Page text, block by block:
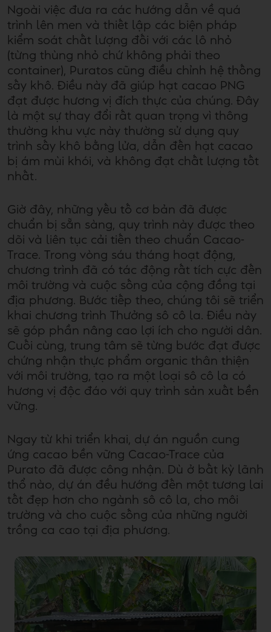
Ngoài việc đưa ra các hướng dẫn về quá
trình lên men và thiết lập các biện pháp
kiểm soát chất lượng đối với các lô nhỏ
(từng thùng nhỏ chứ không phải theo
container), Puratos cũng điều chỉnh hệ thống
sấy khô. Điều này đã giúp hạt cacao PNG
đạt được hương vị đích thực của chúng. Đây
là một sự thay đổi rất quan trọng vì thông
thường khu vực này thường sử dụng quy
trình sấy khô bằng lửa, dẫn đến hạt cacao
bị ám mùi khói, và không đạt chất lượng tốt
nhất.
Giờ đây, những yếu tố cơ bản đã được
chuẩn bị sẵn sàng, quy trình này được theo
dõi và liên tục cải tiến theo chuẩn Cacao-
Trace. Trong vòng sáu tháng hoạt động,
chương trình đã có tác động rất tích cực đến
môi trường và cuộc sống của cộng đồng tại
địa phương. Bước tiếp theo, chúng tôi sẽ triển
khai chương trình Thưởng sô cô la. Điều này
sẽ góp phần nâng cao lợi ích cho người dân.
Cuối cùng, trung tâm sẽ từng bước đạt được
chứng nhận thực phẩm organic thân thiện
với môi trường, tạo ra một loại sô cô la có
hương vị độc đáo với quy trình sản xuất bền
vững.
Ngay từ khi triển khai, dự án nguồn cung
ứng cacao bền vững Cacao-Trace của
Purato đã được công nhận. Dù ở bất kỳ lãnh
thổ nào, dự án đều hướng đến một tương lai
tốt đẹp hơn cho ngành sô cô la, cho môi
trường và cho cuộc sống của những người
trồng ca cao tại địa phương.